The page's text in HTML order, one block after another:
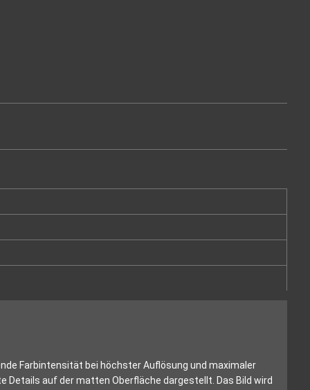
Farbintensität bei höchster Auflösung und maximaler
auf der matten Oberfläche dargestellt. Das Bild wird